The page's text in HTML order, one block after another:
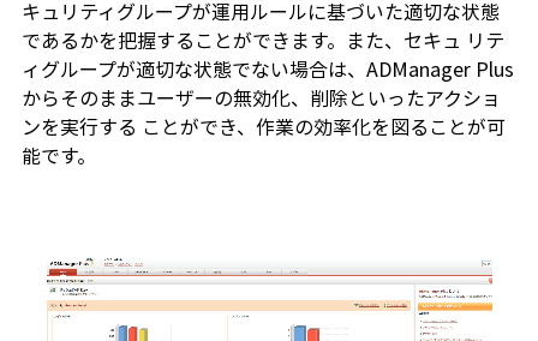
キュリティグループが運用ルールに基づいた適切な状態
であるかを把握することができます。また、セキュ リテ
ィグループが適切な状態でない場合は、ADManager Plus
からそのままユーザーの無効化、削除といったアクショ
ンを実行する ことができ、作業の効率化を図ることが可
能です。